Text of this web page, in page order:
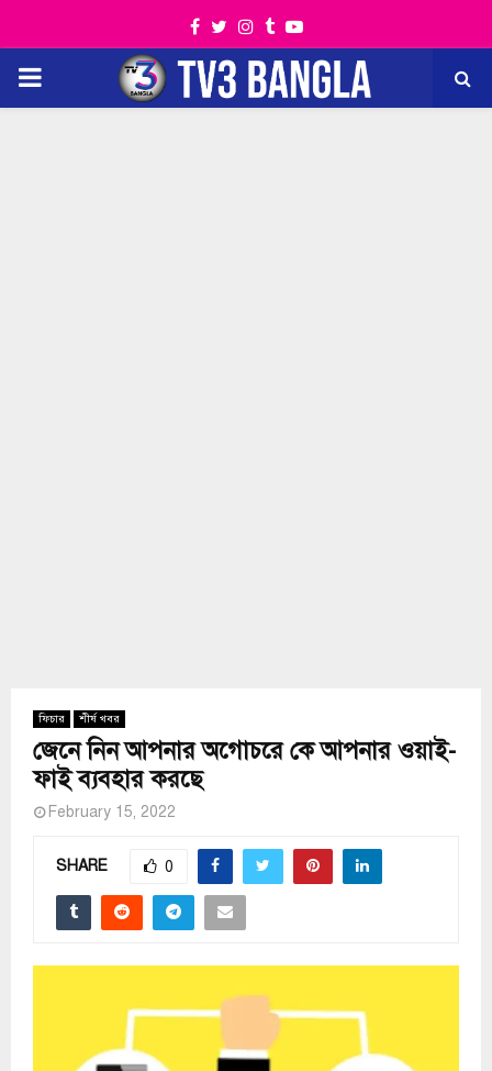
Facebook
TwitterInstagram
TumblrYoutube
PRIMARY
ফিচার শীর্ষ খবর
জেনে নিন আপনার অগোচরে কে আপনার ওয়াই-
ফাই ব্যবহার করছে
February 15, 2022
SHARE 0